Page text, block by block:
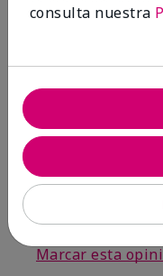
irritated after use.
Tyre, for
ConclusiónSí,
¿Le ha
opinión?
Marcar esta
consulta nuestra